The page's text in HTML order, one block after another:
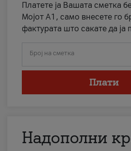
Платете ја Вашата сметка
Мојот А1, само внесете го
фактурата што сакате да ја
Број на сметка
Плати
Надополни